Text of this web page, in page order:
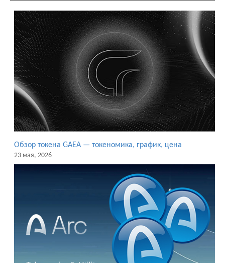
Обзор токена GAEA — токеномика, график, цена
23 мая, 2026